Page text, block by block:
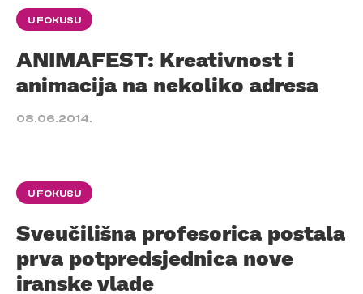
U FOKUSU
ANIMAFEST: Kreativnost i
animacija na nekoliko adresa
08.06.2014.
U FOKUSU
Sveučilišna profesorica postala
prva potpredsjednica nove
iranske vlade